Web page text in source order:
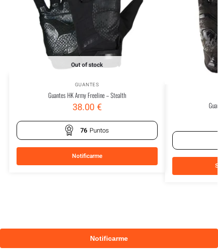
Out of stock
GUANTES
Guantes HK Army Freeline – Stealth
38.00€
76 Puntos
Notificarme